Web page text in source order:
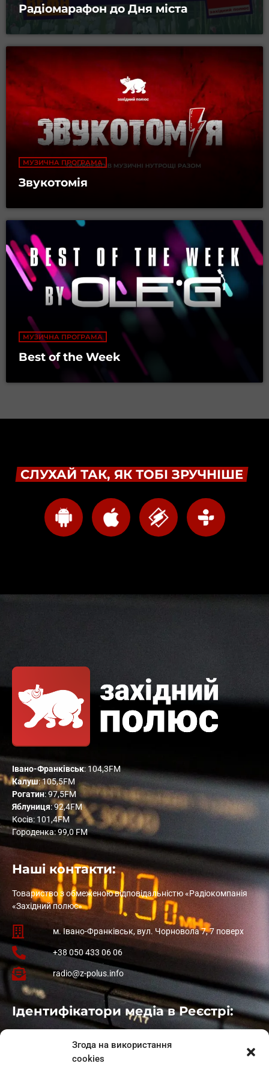
Згода на використання
cookies
Радіомарафон до Дня міста
МУЗИЧНА ПРОГРАМА
Звукотомія
МУЗИЧНА ПРОГРАМА
Best of the Week
СЛУХАЙ ТАК, ЯК ТОБІ ЗРУЧНІШЕ
Івано-Франківськ: 104,3FM
Калуш: 105,5FM
Рогатин: 97,5FM
Яблуниця: 92,4FM
Косів: 101,4FM
Городенка: 99,0 FM
Наші контакти:
Товариство з обмеженою відповідальністю «Радіокомпанія
«Західний полюс»
м. Івано-Франківськ, вул. Чорновола 7, 7 поверх
+38 050 433 06 06
radio@z-polus.info
Ідентифікатори медіа в Реєстрі:
: L11-01410
: L11-01801